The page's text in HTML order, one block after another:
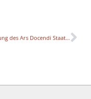
Verleihung des Ars Docendi Staatspreises für exzellente Lehre (ÖAW)